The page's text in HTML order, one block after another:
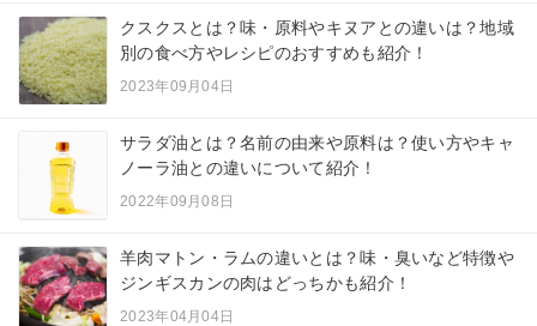
クスクスとは？味・原料やキヌアとの違いは？地域
別の食べ方やレシピのおすすめも紹介！
2023年09月04日
サラダ油とは？名前の由来や原料は？使い方やキャ
ノーラ油との違いについて紹介！
2022年09月08日
羊肉マトン・ラムの違いとは？味・臭いなど特徴や
ジンギスカンの肉はどっちかも紹介！
2023年04月04日